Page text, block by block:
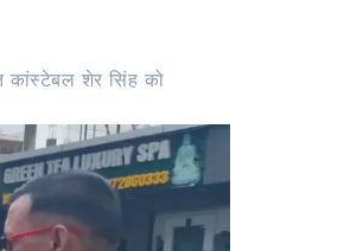
कांस्टेबल शेर सिंह को